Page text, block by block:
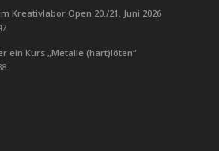
Kreativlabor Open 20./21. Juni 2026
ein Kurs „Metalle (hart)löten“